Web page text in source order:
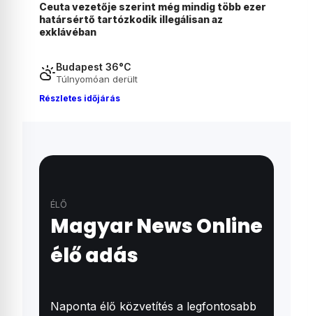
Magyar Péter bejelentette: péntektől nincs
szükség önkéntes fogyasztáscsökkentésre
Budapest 36°C
Túlnyomóan derült
Részletes időjárás
ÉLŐ
Magyar News Online
élő adás
Naponta élő közvetítés a legfontosabb